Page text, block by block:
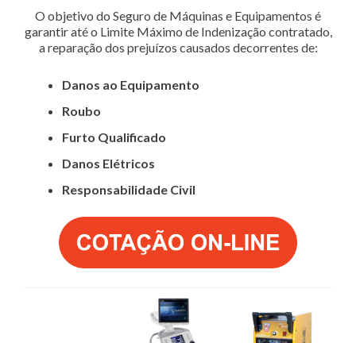
O objetivo do Seguro de Máquinas e Equipamentos é
garantir até o Limite Máximo de Indenização contratado,
a reparação dos prejuízos causados decorrentes de:
Danos ao Equipamento
Roubo
Furto Qualificado
Danos Elétricos
Responsabilidade Civil